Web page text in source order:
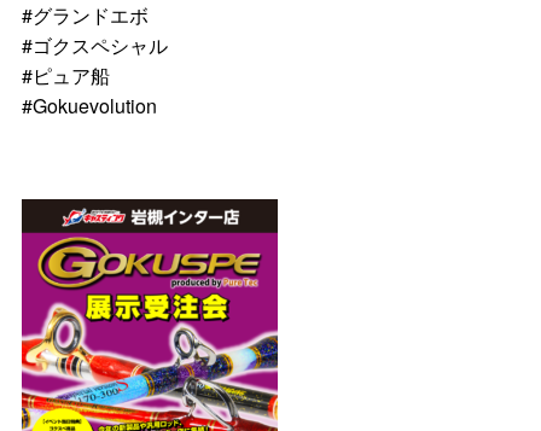
#グランドエボ
#ゴクスペシャル
#ピュア船
#Gokuevolution